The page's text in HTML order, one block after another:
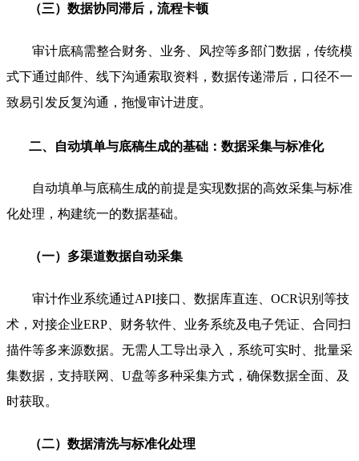
（三）数据协同滞后，流程卡顿
审计底稿需整合财务、业务、风控等多部门数据，传统模
式下通过邮件、线下沟通索取资料，数据传递滞后，口径不一
致易引发反复沟通，拖慢审计进度。
二、自动填单与底稿生成的基础：数据采集与标准化
自动填单与底稿生成的前提是实现数据的高效采集与标准
化处理，构建统一的数据基础。
（一）多渠道数据自动采集
审计作业系统通过API接口、数据库直连、OCR识别等技
术，对接企业ERP、财务软件、业务系统及电子凭证、合同扫
描件等多来源数据。无需人工导出录入，系统可实时、批量采
集数据，支持联网、U盘等多种采集方式，确保数据全面、及
时获取。
（二）数据清洗与标准化处理